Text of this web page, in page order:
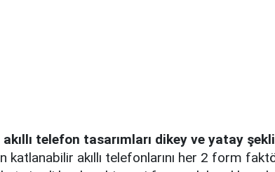
telefon tasarımları dikey ve yatay
katlanabilir akıllı telefonlarını her 2 form